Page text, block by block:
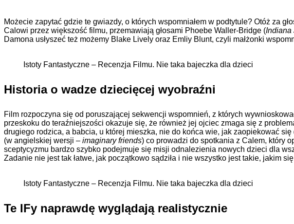
Możecie zapytać gdzie te gwiazdy, o których wspomniałem w podtytule? Otóż za
Calowi przez większość filmu, przemawiają głosami Phoebe Waller-Bridge (Indiana
Damona usłyszeć też możemy Blake Lively oraz Emliy Blunt, czyli małżonki
Istoty Fantastyczne – Recenzja Filmu. Nie taka bajeczka dla dzieci
Historia o wadze dziecięcej wyobraźni
Film rozpoczyna się od poruszającej sekwencji wspomnień, z których
przeskoku do teraźniejszości okazuje się, że również jej ojciec zmaga się z
drugiego rodzica, a babcia, u której mieszka, nie do końca wie, jak zaopiekować
(w angielskiej wersji – imaginary friends) co prowadzi do spotkania z Calem, który
sceptycyzmu bardzo szybko podejmuje się misji odnalezienia nowych dzieci dla
Zadanie nie jest tak łatwe, jak początkowo sądziła i nie wszystko jest takie, jakim
Istoty Fantastyczne – Recenzja Filmu. Nie taka bajeczka dla dzieci
Te IFy naprawdę wyglądają realistycznie